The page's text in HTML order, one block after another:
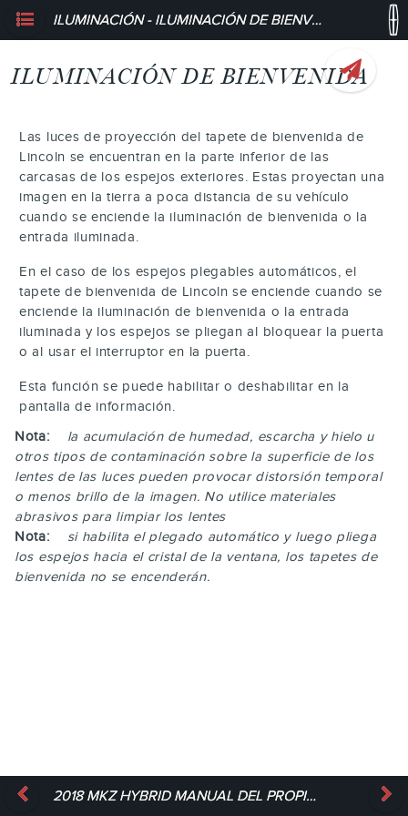
ILUMINACIÓN - ILUMINACIÓN DE BIENVENIDA
ILUMINACIÓN DE BIENVENIDA
Las luces de proyección del tapete de bienvenida de
Lincoln se encuentran en la parte inferior de las
carcasas de los espejos exteriores. Estas proyectan una
imagen en la tierra a poca distancia de su vehículo
cuando se enciende la iluminación de bienvenida o la
entrada iluminada.
En el caso de los espejos plegables automáticos, el
tapete de bienvenida de Lincoln se enciende cuando se
enciende la iluminación de bienvenida o la entrada
iluminada y los espejos se pliegan al bloquear la puerta
o al usar el interruptor en la puerta.
Esta función se puede habilitar o deshabilitar en la
pantalla de información.
Nota:
la acumulación de humedad, escarcha y hielo u
otros tipos de contaminación sobre la superficie de los
lentes de las luces pueden provocar distorsión temporal
o menos brillo de la imagen. No utilice materiales
abrasivos para limpiar los lentes
Nota:
si habilita el plegado automático y luego pliega
los espejos hacia el cristal de la ventana, los tapetes de
bienvenida no se encenderán.
2018 MKZ HYBRID MANUAL DEL PROPIETARIO